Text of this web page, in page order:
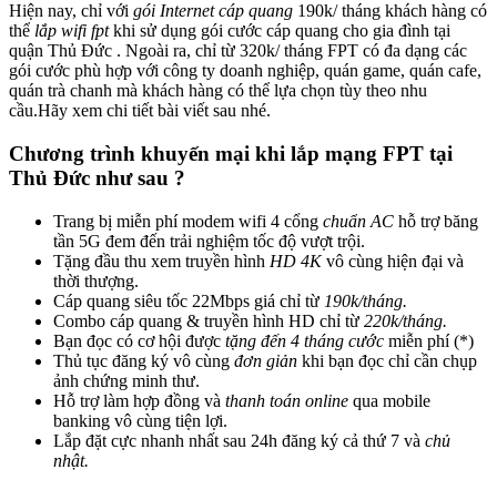
Hiện nay, chỉ với gói Internet cáp quang 190k/ tháng khách hàng có
thể lắp wifi fptkhi sử dụng gói cước cáp quang cho gia đình tại
quận Thủ Đức . Ngoài ra, chỉ từ 320k/ tháng FPT có đa dạng các
gói cước phù hợp với công ty doanh nghiệp, quán game, quán cafe,
quán trà chanh mà khách hàng có thể lựa chọn tùy theo nhu
cầu.Hãy xem chi tiết bài viết sau nhé.
Chương trình khuyến mại khi lắp mạng FPT tại
Thủ Đức như sau ?
Trang bị miễn phí modem wifi 4 cổng chuẩn AC hỗ trợ băng
tần 5G đem đến trải nghiệm tốc độ vượt trội.
Tặng đầu thu xem truyền hình HD 4Kvô cùng hiện đại và
thời thượng.
Cáp quang siêu tốc 22Mbps giá chỉ từ 190k/tháng.
Combo cáp quang & truyền hình HD chỉ từ 220k/tháng.
Bạn đọc có cơ hội được tặng đến 4 tháng cước miễn phí (*)
Thủ tục đăng ký vô cùng đơn giản khi bạn đọc chỉ cần chụp
ảnh chứng minh thư.
Hỗ trợ làm hợp đồng và thanh toán online qua mobile
banking vô cùng tiện lợi.
Lắp đặt cực nhanh nhất sau 24h đăng ký cả thứ 7 và chủ
nhật.